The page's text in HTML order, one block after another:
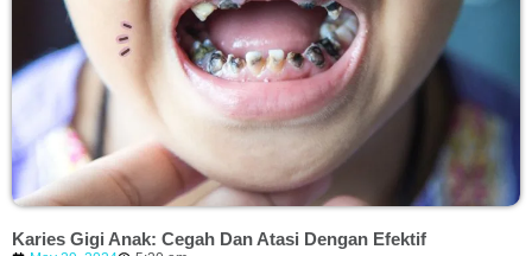
Karies Gigi Anak: Cegah Dan Atasi Dengan Efektif